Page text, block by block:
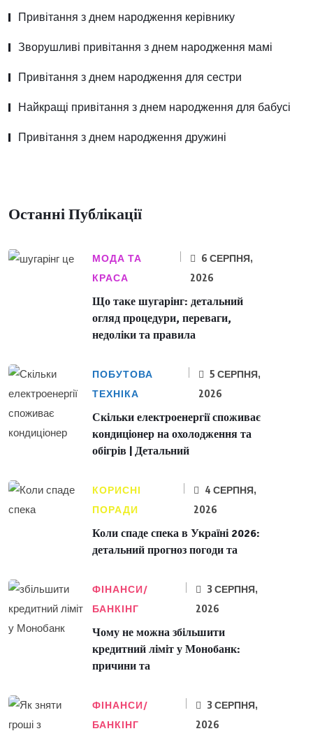
Привітання з днем народження керівнику
Зворушливі привітання з днем народження мамі
Привітання з днем народження для сестри
Найкращі привітання з днем народження для бабусі
Привітання з днем народження дружині
Останні Публікації
МОДА ТА
КРАСА
6 СЕРПНЯ,
2026
Що таке шугарінг: детальний
огляд процедури, переваги,
недоліки та правила
ПОБУТОВА
ТЕХНІКА
5 СЕРПНЯ,
2026
Скільки електроенергії споживає
кондиціонер на охолодження та
обігрів | Детальний
КОРИСНІ
ПОРАДИ
4 СЕРПНЯ,
2026
Коли спаде спека в Україні 2026:
детальний прогноз погоди та
ФІНАНСИ/
БАНКІНГ
3 СЕРПНЯ,
2026
Чому не можна збільшити
кредитний ліміт у Монобанк:
причини та
ФІНАНСИ/
БАНКІНГ
3 СЕРПНЯ,
2026